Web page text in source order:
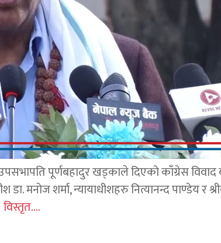
पूर्णबहादुर खड्काले दिएको काँग्रेस
मनोज शर्मा, न्यायाधीशहरु नित्यानन्द पाण्डेय र
विस्तृत....